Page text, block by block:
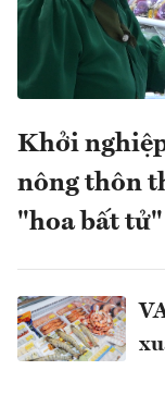
Khởi
nông thôn
"hoa bất tử"